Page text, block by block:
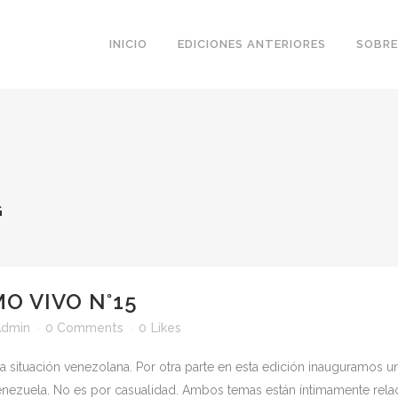
INICIO EDICIONES ANTERIORES
VIVO N°15
0 Comments 0 Likes
situación venezolana. Por otra parte en esta edición inauguramos
No es por casualidad. Ambos temas están íntimamente